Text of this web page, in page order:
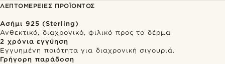
ΛΕΠΤΟΜΈΡΕΙΕΣ ΠΡΟΪΌΝΤΟΣ
Ασήμι 925 (Sterling)
Ανθεκτικό, διαχρονικό, φιλικό προς το δέρμα
2 χρόνια εγγύηση
Εγγυημένη ποιότητα για διαχρονική σιγουριά.
Γρήγορη παράδοση